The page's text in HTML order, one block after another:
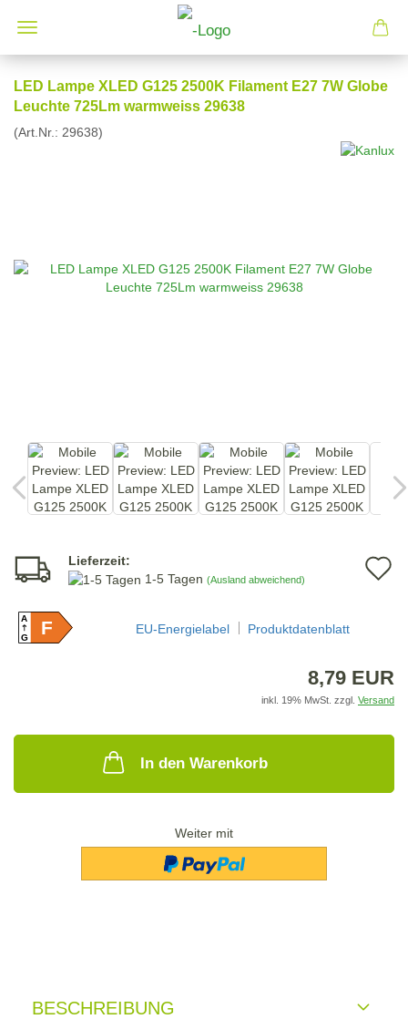
LED Lampe XLED G125 2500K Filament E27 7W Globe
Leuchte 725Lm warmweiss 29638
(Art.Nr.: 29638)
Lieferzeit:
1-5 Tagen (Ausland abweichend)
A
GF EU-Energielabel Produktdatenblatt
8,79 EUR
inkl. 19% MwSt. zzgl. Versand
In den Warenkorb
Weiter mit
BESCHREIBUNG